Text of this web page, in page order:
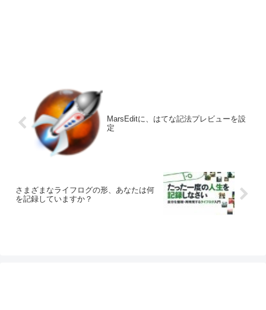
MarsEditに、はてな記法プレビューを設
定
さまざまなライフログの形、あなたは何
を記録していますか？